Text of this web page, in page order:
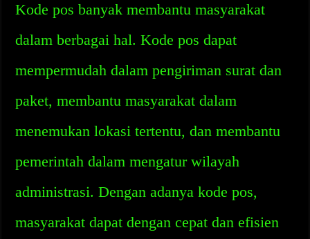
Kode pos banyak membantu masyarakat
dalam berbagai hal. Kode pos dapat
mempermudah dalam pengiriman surat dan
paket, membantu masyarakat dalam
menemukan lokasi tertentu, dan membantu
pemerintah dalam mengatur wilayah
administrasi. Dengan adanya kode pos,
masyarakat dapat dengan cepat dan efisien